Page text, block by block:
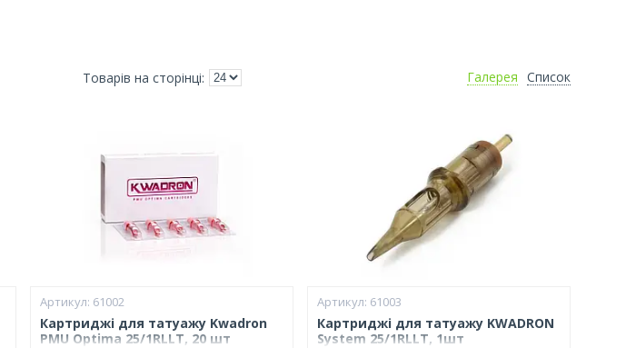
Галерея Список
61002
Картриджі для татуажу Kwadron
PMU Optima 25/1RLLT, 20 шт
61003
Картриджі для татуажу KWADRON
System 25/1RLLT, 1шт